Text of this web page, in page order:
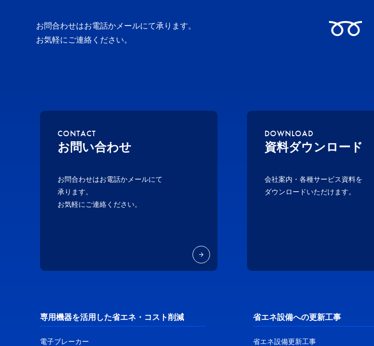
お問合わせはお電話かメールにて承ります。
お気軽にご連絡ください。
CONTACT
お問い合わせ
お問合わせはお電話かメールにて
承ります。
お気軽にご連絡ください。
DOWNLOAD
資料ダウンロード
会社案内・各種サービス資料を
ダウンロードいただけます。
専用機器を活用した省エネ・コスト削減
電子ブレーカー
省エネ設備への更新工事
省エネ設備更新工事